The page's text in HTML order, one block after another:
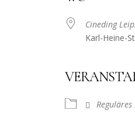
Cineding
Karl-Heine-